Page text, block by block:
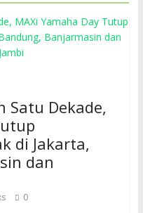
Satu Dekade,
di Jakarta,
dan
0